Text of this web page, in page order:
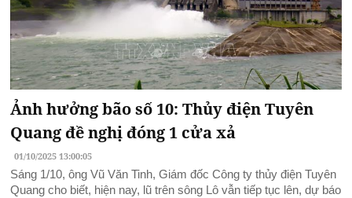
Ảnh hưởng bão số 10: Thủy điện Tuyên
Quang đề nghị đóng 1 cửa xả
01/10/2025 13:00:05
Sáng 1/10, ông Vũ Văn Tinh, Giám đốc Công ty thủy điện Tuyên
Quang cho biết, hiện nay, lũ trên sông Lô vẫn tiếp tục lên, dự báo